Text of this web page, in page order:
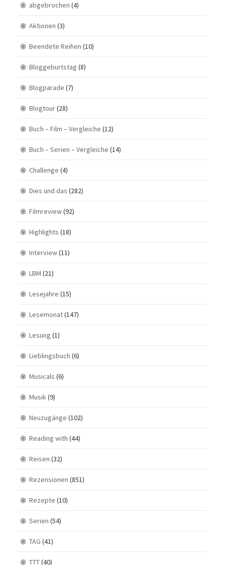
abgebrochen (4)
Aktionen (3)
Beendete Reihen (10)
Bloggeburtstag (8)
Blogparade (7)
Blogtour(28)
Buch – Film – Vergleiche (12)
Buch – Serien – Vergleiche (14)
Challenge (4)
Dies und das (282)
Filmreview(92)
Highlights (18)
Interview(11)
LBM (21)
Lesejahre (15)
Lesemonat(147)
Lesung (1)
Lieblingsbuch (6)
Musicals (6)
Musik(9)
Neuzugänge (102)
Reading with (44)
Reisen (32)
Rezensionen (851)
Rezepte (10)
Serien (54)
TAG (41)
TTT(40)